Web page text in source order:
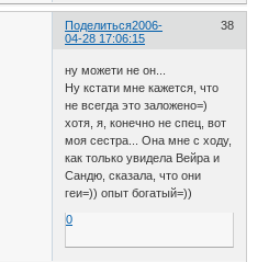
Поделиться 38
2006-
04-28 17:06:15
ну можети не он...
Ну кстати мне кажется, что
не всегда это заложено=)
хотя, я, конечно не спец, вот
моя сестра... Она мне с ходу,
как только увидела Вейра и
Сандю, сказала, что они
геи=)) опыт богатый=))
0